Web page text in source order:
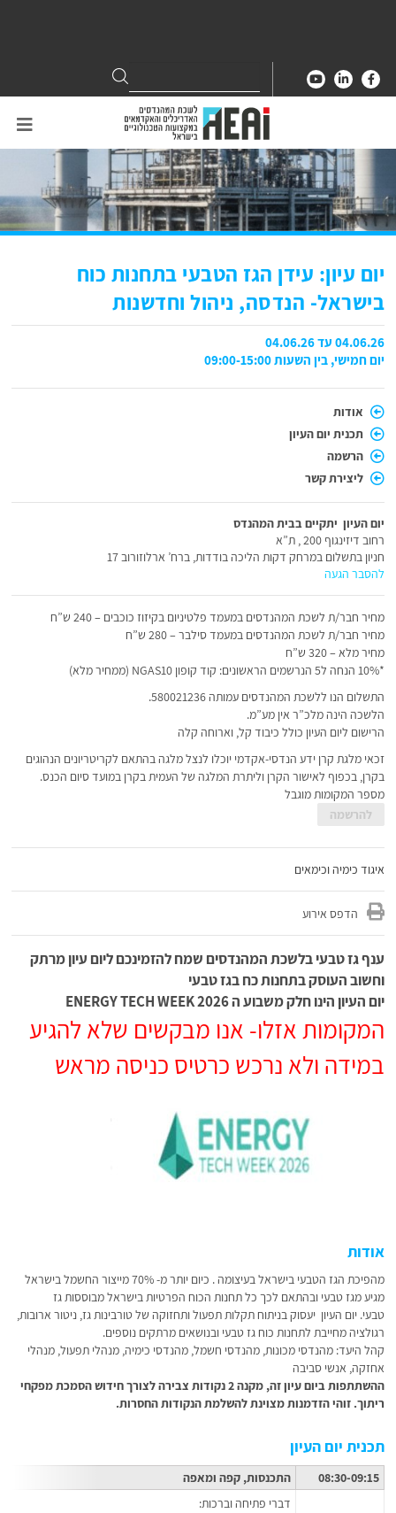
for:
Search
יום עיון: עידן הגז הטבעי בתחנות כוח
בישראל- הנדסה, ניהול וחדשנות
04.06.26 עד 04.06.26
יום חמישי, בין השעות 09:00-15:00
אודות
תכנית יום העיון
הרשמה
ליצירת קשר
יום העיון יתקיים בבית המהנדס
רחוב דיזינגוף 200 , ת”א
חניון בתשלום במרחק דקות הליכה בודדות, ברח’ ארלוזורוב 17
להסבר הגעה
מחיר חבר/ת לשכת המהנדסים במעמד פלטיניום בקיזוז כוכבים – 240 ש”ח
מחיר חבר/ת לשכת המהנדסים במעמד סילבר – 280 ש”ח
מחיר מלא – 320 ש”ח
*10% הנחה ל5 הנרשמים הראשונים: קוד קופון NGAS10 (ממחיר מלא)
התשלום הנו ללשכת המהנדסים עמותה 580021236.
הלשכה הינה מלכ”ר אין מע”מ.
הרישום ליום העיון כולל כיבוד קל, וארוחה קלה
זכאי מלגת קרן ידע הנדסי-אקדמי יוכלו לנצל מלגה בהתאם לקריטריונים הנהוגים
בקרן, בכפוף לאישור הקרן וליתרת המלגה של העמית בקרן במועד סיום הכנס.
מספר המקומות מוגבל
להרשמה
איגוד כימיה וכימאים
הדפס אירוע
ענף גז טבעי בלשכת המהנדסים שמח להזמינכם ליום עיון מרתק
וחשוב העוסק בתחנות כח בגז טבעי
יום העיון הינו חלק משבוע ה ENERGY TECH WEEK 2026
המקומות אזלו- אנו מבקשים שלא להגיע
במידה ולא נרכש כרטיס כניסה מראש
אודות
מהפיכת הגז הטבעי בישראל בעיצומה . כיום יותר מ- 70% מייצור החשמל בישראל
מגיע מגז טבעי ובהתאם לכך כל תחנות הכוח הפרטיות בישראל מבוססות גז
טבעי. יום העיון יעסוק בניתוח תקלות תפעול ותחזוקה של טורבינות גז, ניטור ארובות,
רגולציה מחייבת לתחנות כוח גז טבעי ובנושאים מרתקים נוספים.
קהל היעד: מהנדסי מכונות, מהנדסי חשמל, מהנדסי כימיה, מנהלי תפעול, מנהלי
אחזקה, אנשי סביבה
ההשתתפות ביום עיון זה, מקנה 2 נקודות צבירה לצורך חידוש הסמכת מפקחי
ריתוך. זוהי הזדמנות מצוינת להשלמת הנקודות החסרות.
תכנית יום העיון
08:30-09:15 התכנסות, קפה ומאפה
דברי פתיחה וברכות: